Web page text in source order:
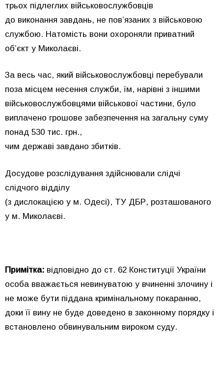
трьох підлеглих військовослужбовців
до виконання завдань, не пов’язаних з військовою
службою. Натомість вони охороняли приватний
об’єкт у Миколаєві.
За весь час, який військовослужбовці перебували
поза місцем несення служби, їм, нарівні з іншими
військовослужбовцями військової частини, було
виплачено грошове забезпечення на загальну суму
понад 530 тис. грн.,
чим державі завдано збитків.
Досудове розслідування здійснювали слідчі
слідчого відділу
(з дислокацією у м. Одесі), ТУ ДБР, розташованого
у м. Миколаєві.
Примітка: відповідно до ст. 62 Конституції України
особа вважається невинуватою у вчиненні злочину і
не може бути піддана кримінальному покаранню,
доки її вину не буде доведено в законному порядку і
встановлено обвинувальним вироком суду.